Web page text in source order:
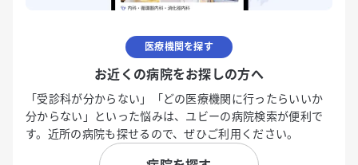
医療機関を探す
お近くの病院をお探しの方へ
「受診科が分からない」「どの医療機関に行ったらいいか
分からない」といった悩みは、ユビーの病院検索が便利で
す。近所の病院も探せるので、ぜひご利用ください。